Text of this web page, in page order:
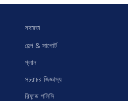
সহায়তা
হেল্প & সাপোর্ট
প্লান
সচরাচর জিজ্ঞাস্য
রিফান্ড পলিসি